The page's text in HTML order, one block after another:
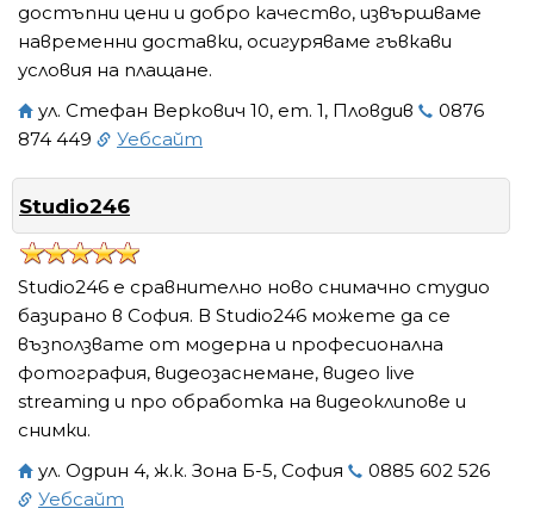
достъпни цени и добро качество, извършваме
навременни доставки, осигуряваме гъвкави
условия на плащане.
ул. Стефан Веркович 10, ет. 1, Пловдив
0876
874 449
Уебсайт
Studio246
Studio246 е сравнително ново снимачно студио
базирано в София. В Studio246 можете да се
възползвате от модерна и професионална
фотография, видеозаснемане, видео live
streaming и про обработка на видеоклипове и
снимки.
ул. Одрин 4, ж.к. Зона Б-5, София
0885 602 526
Уебсайт